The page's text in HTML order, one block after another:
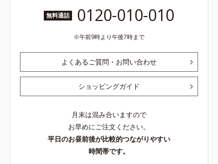
無料通話 0120-010-010
午前9時より午後7時まで
よくあるご質問・お問い合わせ
ショッピングガイド
月末は混み合いますので
お早めにご注文ください。
平日のお昼前後が比較的つながりやすい
時間帯です。